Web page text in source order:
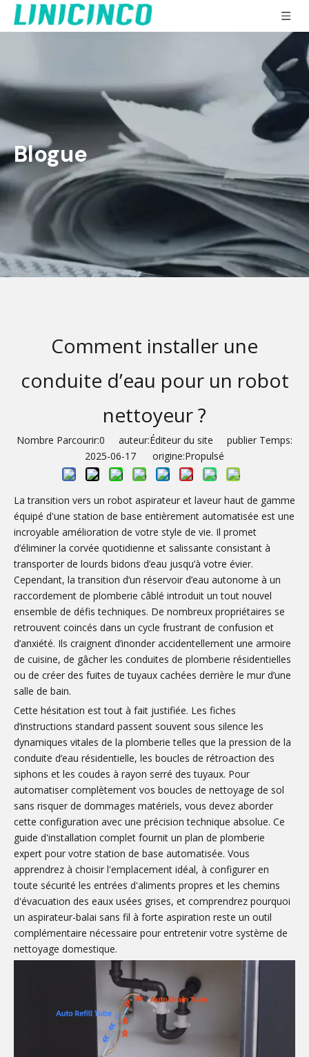
Blogue
Comment installer une
conduite d’eau pour un robot
nettoyeur ?
Nombre Parcourir:0 auteur:Éditeur du site publier Temps:
2025-06-17 origine:Propulsé
La transition vers un robot aspirateur et laveur haut de gamme
équipé d'une station de base entièrement automatisée est une
incroyable amélioration de votre style de vie. Il promet
d’éliminer la corvée quotidienne et salissante consistant à
transporter de lourds bidons d’eau jusqu’à votre évier.
Cependant, la transition d’un réservoir d’eau autonome à un
raccordement de plomberie câblé introduit un tout nouvel
ensemble de défis techniques. De nombreux propriétaires se
retrouvent coincés dans un cycle frustrant de confusion et
d’anxiété. Ils craignent d’inonder accidentellement une armoire
de cuisine, de gâcher les conduites de plomberie résidentielles
ou de créer des fuites de tuyaux cachées derrière le mur d’une
salle de bain.
Cette hésitation est tout à fait justifiée. Les fiches
d’instructions standard passent souvent sous silence les
dynamiques vitales de la plomberie telles que la pression de la
conduite d’eau résidentielle, les boucles de rétroaction des
siphons et les coudes à rayon serré des tuyaux. Pour
automatiser complètement vos boucles de nettoyage de sol
sans risquer de dommages matériels, vous devez aborder
cette configuration avec une précision technique absolue. Ce
guide d'installation complet fournit un plan de plomberie
expert pour votre station de base automatisée. Vous
apprendrez à choisir l'emplacement idéal, à configurer en
toute sécurité les entrées d'aliments propres et les chemins
d'évacuation des eaux usées grises, et comprendrez pourquoi
un aspirateur-balai sans fil à forte aspiration reste un outil
complémentaire nécessaire pour entretenir votre système de
nettoyage domestique.